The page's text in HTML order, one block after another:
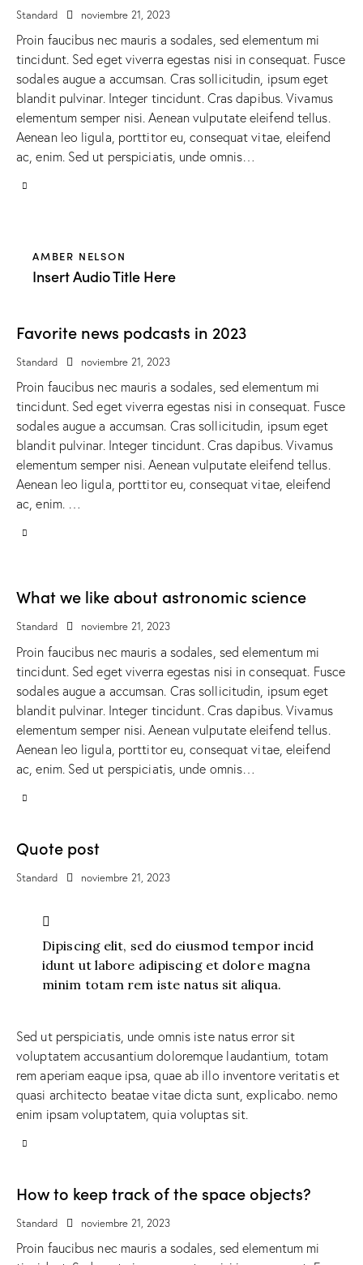
Standard noviembre 21, 2023
Proin faucibus nec mauris a sodales, sed elementum mi
tincidunt. Sed eget viverra egestas nisi in consequat. Fusce
sodales augue a accumsan. Cras sollicitudin, ipsum eget
blandit pulvinar. Integer tincidunt. Cras dapibus. Vivamus
elementum semper nisi. Aenean vulputate eleifend tellus.
Aenean leo ligula, porttitor eu, consequat vitae, eleifend
ac, enim. Sed ut perspiciatis, unde omnis…
AMBER NELSON
Insert Audio Title Here
Favorite news podcasts in 2023
Standard noviembre 21, 2023
Proin faucibus nec mauris a sodales, sed elementum mi
tincidunt. Sed eget viverra egestas nisi in consequat. Fusce
sodales augue a accumsan. Cras sollicitudin, ipsum eget
blandit pulvinar. Integer tincidunt. Cras dapibus. Vivamus
elementum semper nisi. Aenean vulputate eleifend tellus.
Aenean leo ligula, porttitor eu, consequat vitae, eleifend
ac, enim. …
What we like about astronomic science
Standard noviembre 21, 2023
Proin faucibus nec mauris a sodales, sed elementum mi
tincidunt. Sed eget viverra egestas nisi in consequat. Fusce
sodales augue a accumsan. Cras sollicitudin, ipsum eget
blandit pulvinar. Integer tincidunt. Cras dapibus. Vivamus
elementum semper nisi. Aenean vulputate eleifend tellus.
Aenean leo ligula, porttitor eu, consequat vitae, eleifend
ac, enim. Sed ut perspiciatis, unde omnis…
Quote post
Standard noviembre 21, 2023
Dipiscing elit, sed do eiusmod tempor incid
idunt ut labore adipiscing et dolore magna
minim totam rem iste natus sit aliqua.
Sed ut perspiciatis, unde omnis iste natus error sit
voluptatem accusantium doloremque laudantium, totam
rem aperiam eaque ipsa, quae ab illo inventore veritatis et
quasi architecto beatae vitae dicta sunt, explicabo. nemo
enim ipsam voluptatem, quia voluptas sit.
How to keep track of the space objects?
Standard noviembre 21, 2023
Proin faucibus nec mauris a sodales, sed elementum mi